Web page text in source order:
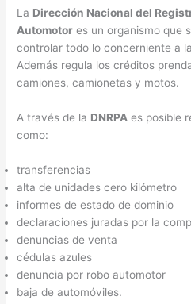
La Dirección Nacional del
Automotor es un organismo que
controlar todo lo concerniente a
Además regula los créditos
camiones, camionetas y motos.
A través de la DNRPA es posible
como:
transferencias
alta de unidades cero kilómetro
informes de estado de dominio
declaraciones juradas por la
denuncias de venta
cédulas azules
denuncia por robo automotor
baja de automóviles.